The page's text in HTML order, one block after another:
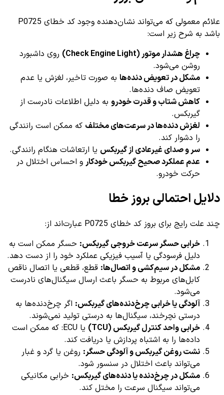
علائم معمولی که می‌تواند نشان‌دهنده وجود کد خطای P0725
باشد به شرح زیر است:
چراغ هشدار موتور (Check Engine Light)
روی داشبورد
روشن می‌شود.
مشکل در تعویض دنده‌ها به صورت تاخیر، لغزش یا عدم
تعویض صاف دنده‌ها.
کاهش شتاب و قدرت خودرو به دلیل اطلاعات نادرست از
گیربکس.
لغزش دنده‌ها در سرعت‌های مختلف که ممکن است رانندگی
را دشوار کند.
سر و صدای غیرعادی از گیربکس یا ارتعاشات هنگام رانندگی.
عدم عملکرد صحیح گیربکس خودکار و احساس اختلال در
حرکت خودرو.
دلایل احتمالی بروز خطا
چند علت رایج برای بروز کد خطای P0725 عبارت‌اند از:
خرابی حسگر سرعت خروجی گیربکس: حسگر ممکن است به
دلیل فرسودگی یا آسیب فیزیکی عملکرد خود را از دست دهد.
مشکل در سیم‌کشی و اتصال‌ها: قطع، قطعی یا اتصال ناقص
کابل‌های مربوط به حسگر باعث ارسال سیگنال‌های نادرست
می‌شود.
آلودگی یا خرابی چرخ‌دنده‌های گیربکس: اگر چرخ‌دنده‌ها به
درستی نچرخند، سیگنال‌ها به درستی تولید نمی‌شوند.
خرابی واحد کنترل گیربکس (TCU)
یا ECU: که ممکن است
داده‌ها را به اشتباه پردازش یا دریافت کند.
نشت روغن گیربکس و آلودگی حسگر: روغن یا گرد و غبار
می‌تواند باعث اختلال در سنسور شود.
مشکل در چرخ‌دنده یا دنده‌های گیربکس: خرابی مکانیکی
می‌تواند سیگنال سرعت را مختل کند.